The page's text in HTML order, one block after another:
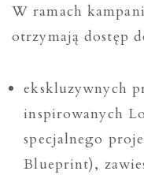
W ramach
otrzymają dostęp
ekskluzywnych
inspirowanych
specjalnego
Blueprint),